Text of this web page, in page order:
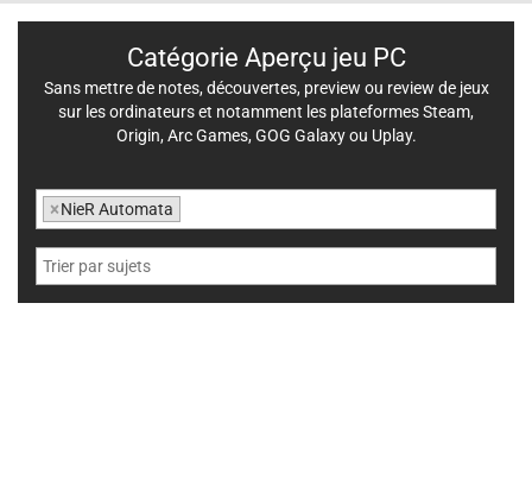
Catégorie Aperçu jeu PC
Sans mettre de notes, découvertes, preview ou review de jeux
sur les ordinateurs et notamment les plateformes Steam,
Origin, Arc Games, GOG Galaxy ou Uplay.
×NieR Automata